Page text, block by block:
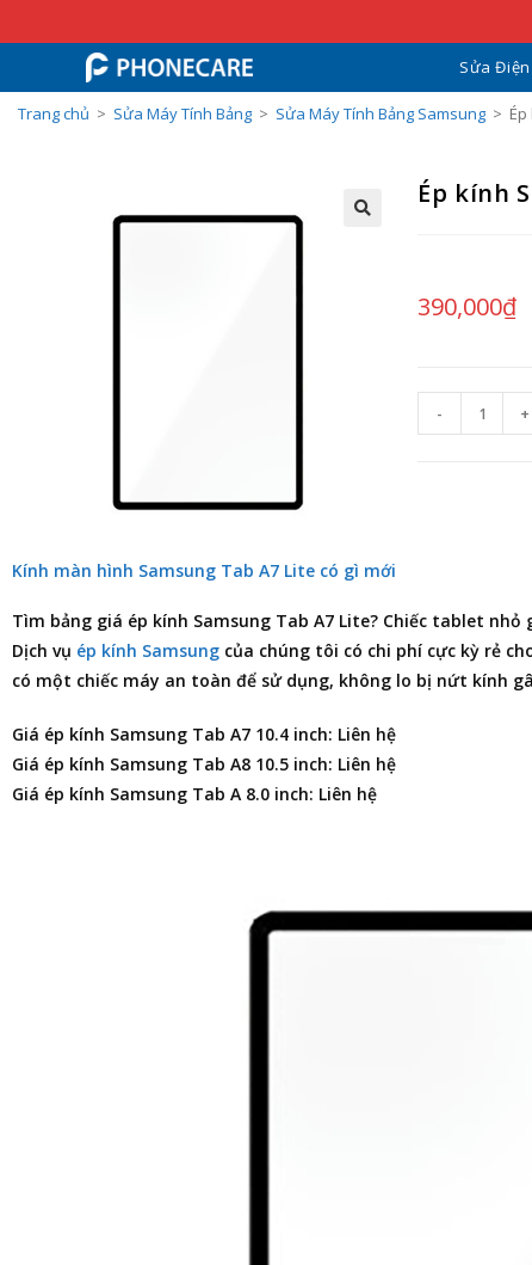
Sửa
Trang chủ > Sửa Máy Tính Bảng > Sửa Máy Tính Bảng Samsung >
Ép kính
390,000₫
- +
Kính màn hình Samsung Tab A7 Lite có gì mới
Tìm bảng giá ép kính Samsung Tab A7 Lite? Chiếc tablet nhỏ
Dịch vụ ép kính Samsung của chúng tôi có chi phí cực kỳ rẻ
có một chiếc máy an toàn để sử dụng, không lo bị nứt kính
Giá ép kính Samsung Tab A7 10.4 inch: Liên hệ
Giá ép kính Samsung Tab A8 10.5 inch: Liên hệ
Giá ép kính Samsung Tab A 8.0 inch: Liên hệ